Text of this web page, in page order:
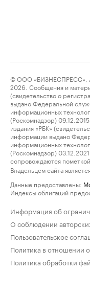
© ООО «БИЗНЕСПРЕСС»,
2026. Сообщения и
(свидетельство о
выдано Федеральной
информационных
(Роскомнадзор)
издания «РБК»
информации выдано
информационных
(Роскомнадзор)
сопровождаются пометкой
Владельцем сайта
Данные предоставлены:
Индексы облигаций
Информация об
О соблюдении
Пользовательское
Политика в отношении
Политика обработки